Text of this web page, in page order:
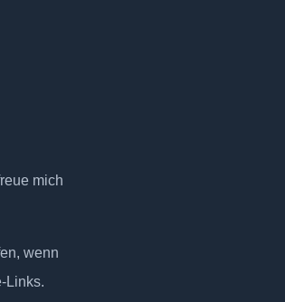
mich
wenn
Links.